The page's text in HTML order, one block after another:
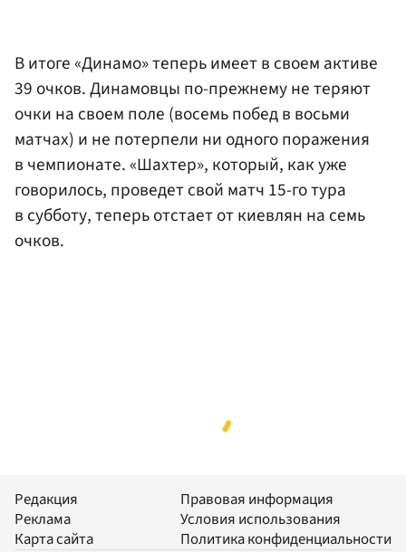
В итоге «Динамо» теперь имеет в своем активе
39 очков. Динамовцы по-прежнему не теряют
очки на своем поле (восемь побед в восьми
матчах) и не потерпели ни одного поражения
в чемпионате. «Шахтер», который, как уже
говорилось, проведет свой матч 15-го тура
в субботу, теперь отстает от киевлян на семь
очков.
Редакция
Реклама
Карта сайта
Правовая информация
Условия использования
Политика конфиденциальности